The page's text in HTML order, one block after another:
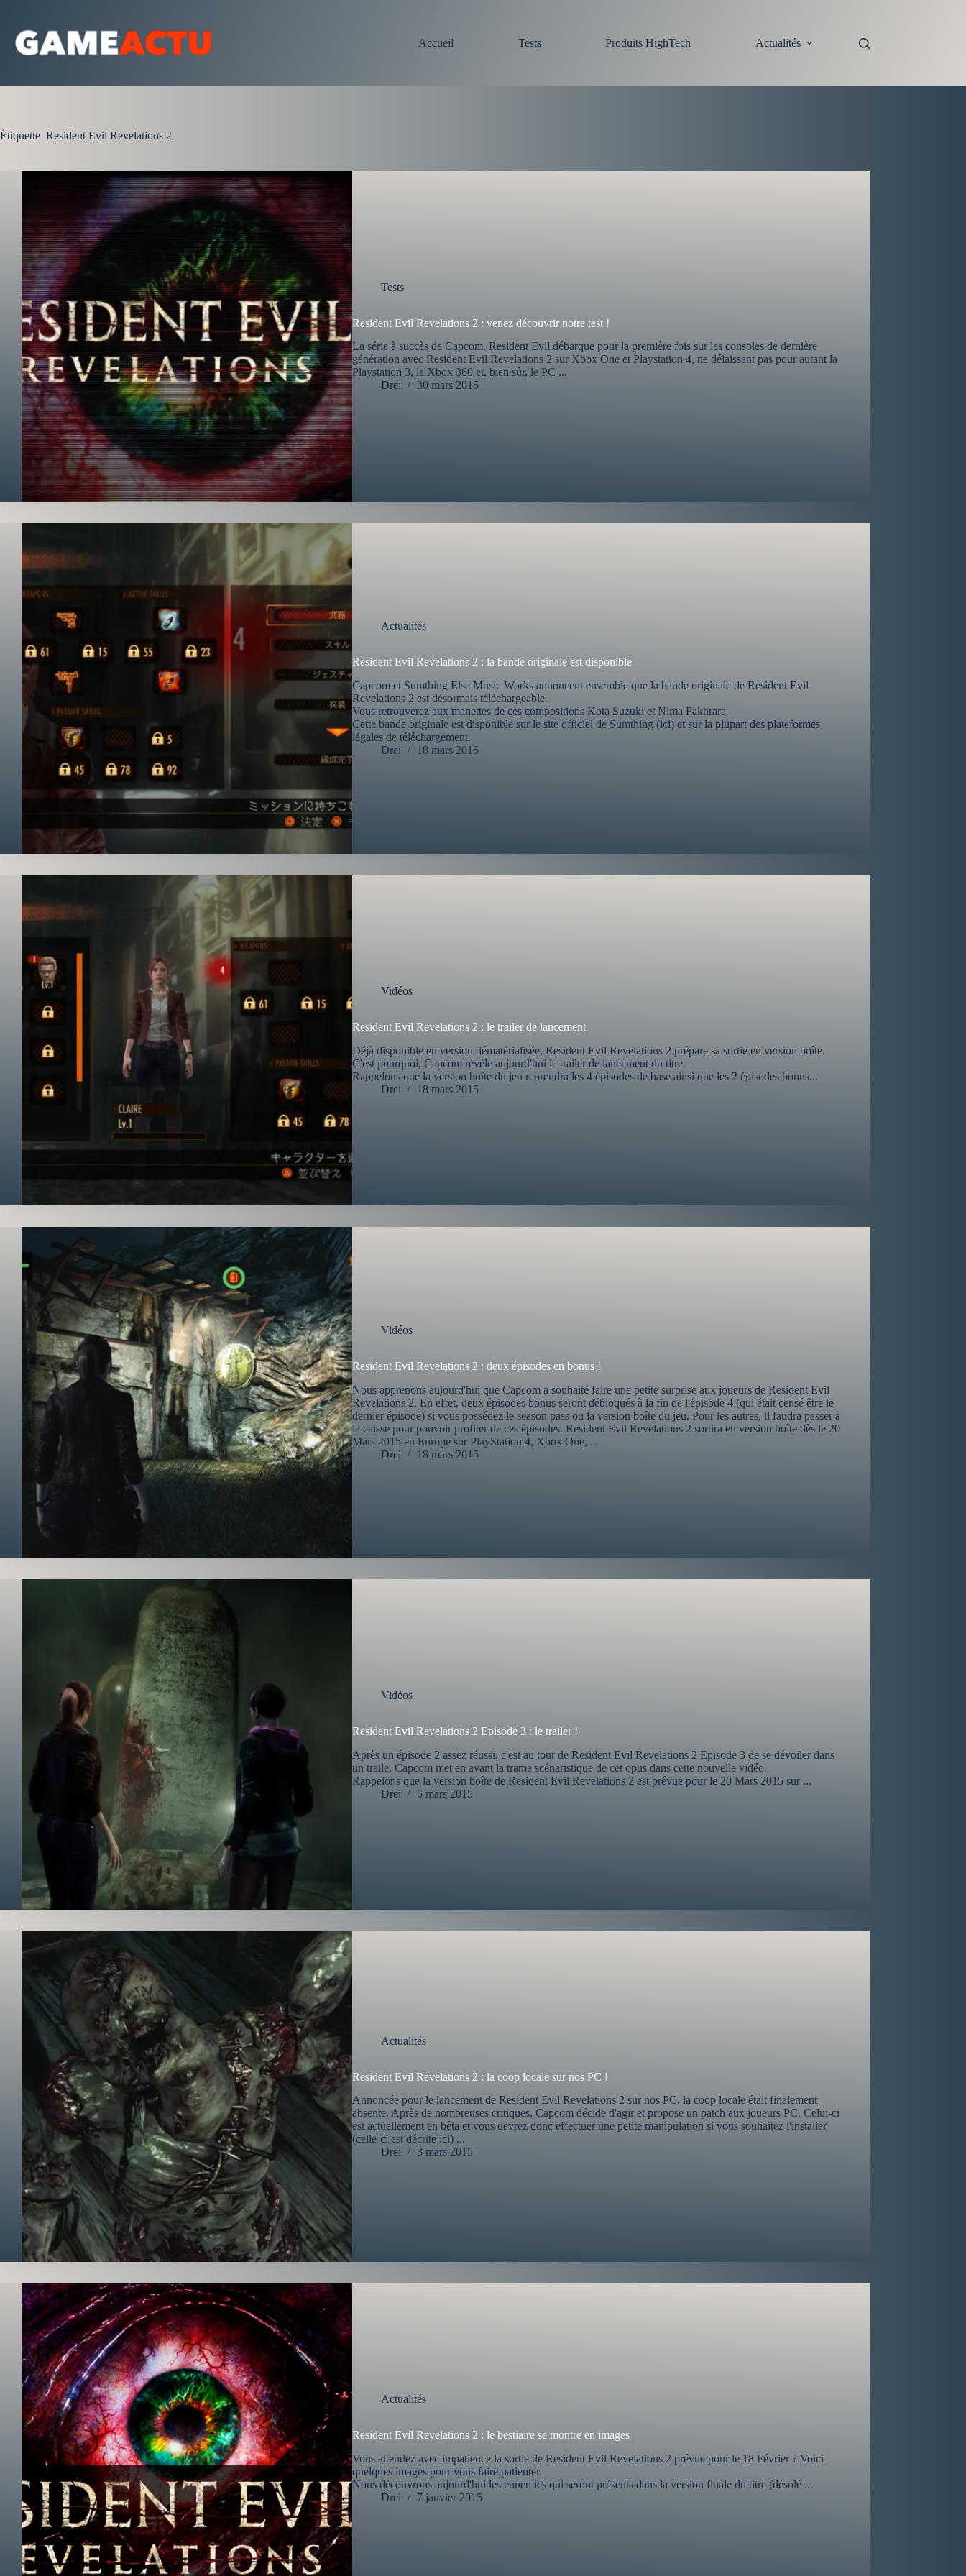
contenu
Accueil
Tests Produits HighTech Actualités
Étiquette Resident Evil Revelations 2
Tests
Resident Evil Revelations 2 : venez découvrir notre test !
La série à succès de Capcom, Resident Evil débarque pour la première fois sur les consoles de dernière
génération avec Resident Evil Revelations 2 sur Xbox One et Playstation 4, ne délaissant pas pour autant la
Playstation 3, la Xbox 360 et, bien sûr, le PC ...
Drei
30 mars 2015
Actualités
Resident Evil Revelations 2 : la bande originale est disponible
Capcom et Sumthing Else Music Works annoncent ensemble que la bande originale de Resident Evil
Revelations 2 est désormais téléchargeable.
Vous retrouverez aux manettes de ces compositions Kota Suzuki et Nima Fakhrara.
Cette bande originale est disponible sur le site officiel de Sumthing (ici) et sur la plupart des plateformes
légales de téléchargement.
Drei
18 mars 2015
Vidéos
Resident Evil Revelations 2 : le trailer de lancement
Déjà disponible en version dématérialisée, Resident Evil Revelations 2 prépare sa sortie en version boîte.
C'est pourquoi, Capcom révèle aujourd'hui le trailer de lancement du titre.
Rappelons que la version boîte du jeu reprendra les 4 épisodes de base ainsi que les 2 épisodes bonus...
Drei
18 mars 2015
Vidéos
Resident Evil Revelations 2 : deux épisodes en bonus !
Nous apprenons aujourd'hui que Capcom a souhaité faire une petite surprise aux joueurs de Resident Evil
Revelations 2. En effet, deux épisodes bonus seront débloqués à la fin de l'épisode 4 (qui était censé être le
dernier épisode) si vous possédez le season pass ou la version boîte du jeu. Pour les autres, il faudra passer à
la caisse pour pouvoir profiter de ces épisodes. Resident Evil Revelations 2 sortira en version boîte dès le 20
Mars 2015 en Europe sur PlayStation 4, Xbox One, ...
Drei
18 mars 2015
Vidéos
Resident Evil Revelations 2 Episode 3 : le trailer !
Après un épisode 2 assez réussi, c'est au tour de Resident Evil Revelations 2 Episode 3 de se dévoiler dans
un traile. Capcom met en avant la trame scénaristique de cet opus dans cette nouvelle vidéo.
Rappelons que la version boîte de Resident Evil Revelations 2 est prévue pour le 20 Mars 2015 sur ...
Drei
6 mars 2015
Actualités
Resident Evil Revelations 2 : la coop locale sur nos PC !
Annoncée pour le lancement de Resident Evil Revelations 2 sur nos PC, la coop locale était finalement
absente. Après de nombreuses critiques, Capcom décide d'agir et propose un patch aux joueurs PC. Celui-ci
est actuellement en bêta et vous devrez donc effectuer une petite manipulation si vous souhaitez l'installer
(celle-ci est décrite ici) ...
Drei
3 mars 2015
Actualités
Resident Evil Revelations 2 : le bestiaire se montre en images
Vous attendez avec impatience la sortie de Resident Evil Revelations 2 prévue pour le 18 Février ? Voici
quelques images pour vous faire patienter.
Nous découvrons aujourd'hui les ennemies qui seront présents dans la version finale du titre (désolé ...
Drei
7 janvier 2015